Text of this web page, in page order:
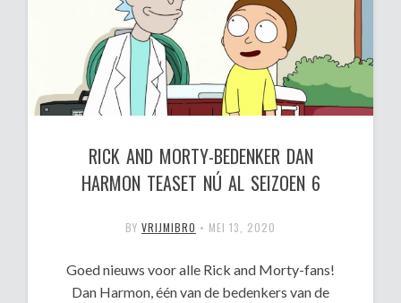
RICK AND MORTY-BEDENKER DAN
HARMON TEASET NÚ AL SEIZOEN 6
BY VRIJMIBRO • MEI 13, 2020
Goed nieuws voor alle Rick and Morty-fans!
Dan Harmon, één van de bedenkers van de